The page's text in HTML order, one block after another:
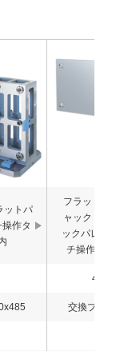
ットパ
作タ
フラット・マ
ャック・ス
ックパレット
チ操作タイ
交換プレー